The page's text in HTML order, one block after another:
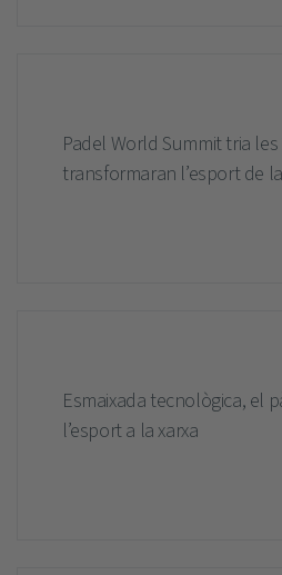
Padel World Summit tria
transformaran l’esport de
Esmaixada tecnològica, el
l’esport a la xarxa